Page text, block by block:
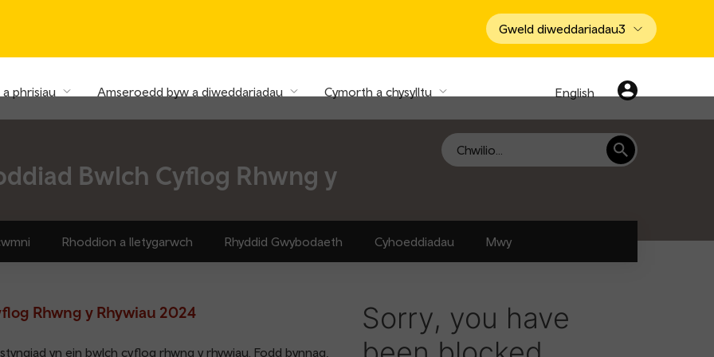
Gweld diweddariadau3
phrisiau Amseroedd byw a diweddariadau Cymorth a chysylltu English
Bwlch Cyflog Rhwng y
Chwilio
Rhoddion a lletygarwch Rhyddid Gwybodaeth Cyhoeddiadau Mwy
Rhwng y Rhywiau 2024
yn ein bwlch cyflog rhwng y rhywiau. Fodd bynnag,